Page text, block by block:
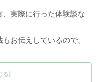
実際に行った体験談な
もお伝えしているので、